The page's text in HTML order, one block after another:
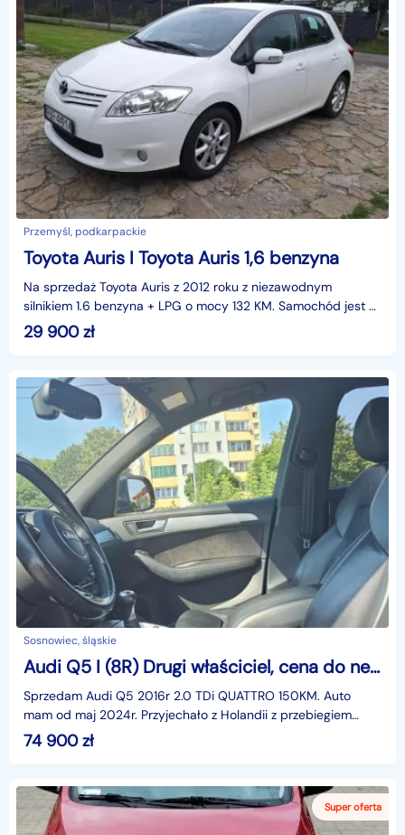
Przemyśl, podkarpackie
Toyota Auris I Toyota Auris 1,6 benzyna
Na sprzedaż Toyota Auris z 2012 roku z niezawodnym
silnikiem 1.6 benzyna + LPG o mocy 132 KM. Samochód jest w
bardzo dobrym stanie technicznym i wizualnym, regu
29 900zł
Sosnowiec, śląskie
Audi Q5 I (8R) Drugi właściciel, cena do negocjacji
Sprzedam Audi Q5 2016r 2.0 TDi QUATTRO 150KM. Auto
mam od maj 2024r. Przyjechało z Holandii z przebiegiem
150tys km w perfekcyjnym stanie. Auto bezwypadkowe. Ce
74 900zł